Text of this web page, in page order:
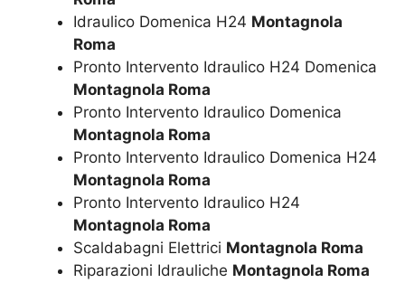
Idraulico Domenica H24 Montagnola
Roma
Pronto Intervento Idraulico H24 Domenica
Montagnola Roma
Pronto Intervento Idraulico Domenica
Montagnola Roma
Pronto Intervento Idraulico Domenica H24
Montagnola Roma
Pronto Intervento Idraulico H24
Montagnola Roma
Scaldabagni Elettrici Montagnola Roma
Riparazioni Idrauliche Montagnola Roma